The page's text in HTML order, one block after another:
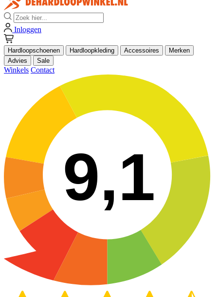
Zoek
Inloggen
Hardloopschoenen Hardloopkleding Accessoires
Merken
Advies
Sale
Winkels Contact
9,1